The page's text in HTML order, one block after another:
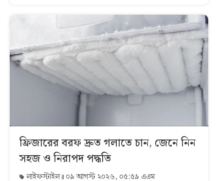
ফ্রিজারের বরফ দ্রুত গলাতে চান, জেনে নিন
সহজ ও নিরাপদ পদ্ধতি
লাইফস্টাইল ০৯ আগস্ট ২০২৬, ০৫:৫৯ এএম